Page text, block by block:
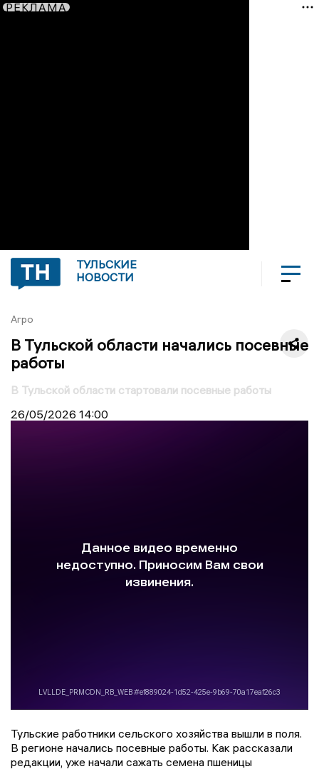
РЕКЛАМА
ТУЛЬСКИЕ
НОВОСТИ
Агро
В Тульской области начались посевные
работы
В Тульской области стартовали посевные работы
26/05/2026 14:00
Тульские работники сельского хозяйства вышли в поля.
В регионе начались посевные работы. Как рассказали
редакции, уже начали сажать семена пшеницы